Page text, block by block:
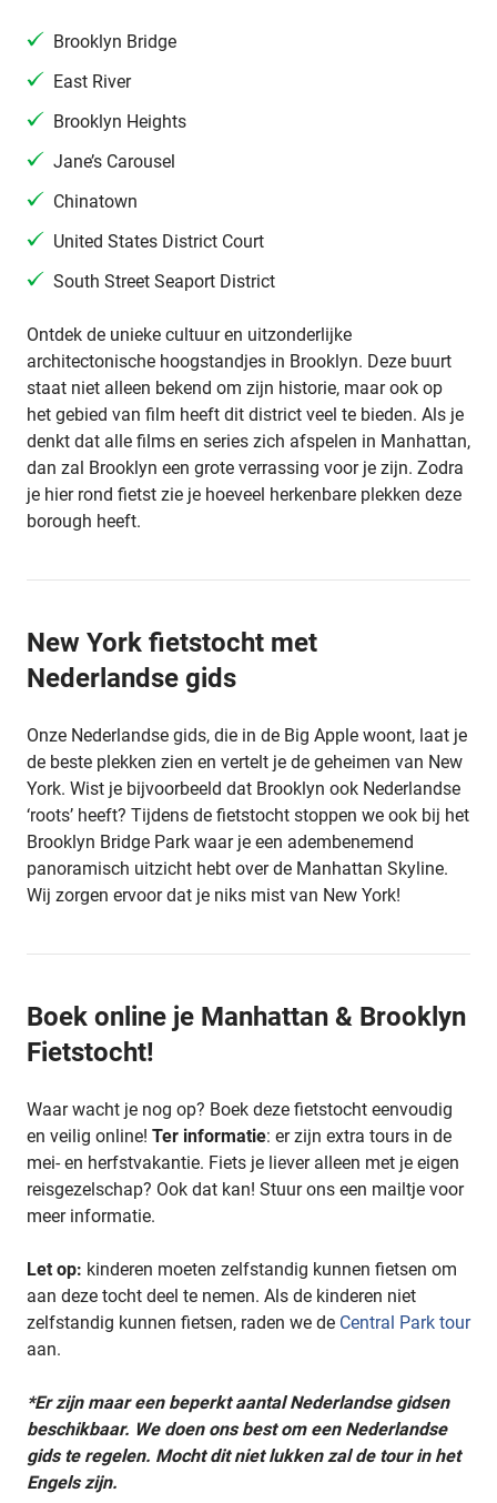
Brooklyn Bridge
East River
Brooklyn Heights
Jane’s Carousel
Chinatown
United States District Court
South Street Seaport District
Ontdek de unieke cultuur en uitzonderlijke
architectonische hoogstandjes in Brooklyn. Deze buurt
staat niet alleen bekend om zijn historie, maar ook op
het gebied van film heeft dit district veel te bieden. Als je
denkt dat alle films en series zich afspelen in Manhattan,
dan zal Brooklyn een grote verrassing voor je zijn. Zodra
je hier rond fietst zie je hoeveel herkenbare plekken deze
borough heeft.
New York fietstocht met
Nederlandse gids
Onze Nederlandse gids, die in de Big Apple woont, laat je
de beste plekken zien en vertelt je de geheimen van New
York. Wist je bijvoorbeeld dat Brooklyn ook Nederlandse
‘roots’ heeft? Tijdens de fietstocht stoppen we ook bij het
Brooklyn Bridge Park waar je een adembenemend
panoramisch uitzicht hebt over de Manhattan Skyline.
Wij zorgen ervoor dat je niks mist van New York!
Boek online je Manhattan & Brooklyn
Fietstocht!
Waar wacht je nog op? Boek deze fietstocht eenvoudig
en veilig online! Ter informatie: er zijn extra tours in de
mei- en herfstvakantie. Fiets je liever alleen met je eigen
reisgezelschap? Ook dat kan! Stuur ons een mailtje voor
meer informatie.
Let op: kinderen moeten zelfstandig kunnen fietsen om
aan deze tocht deel te nemen. Als de kinderen niet
zelfstandig kunnen fietsen, raden we de Central Park tour
aan.
*Er zijn maar een beperkt aantal Nederlandse gidsen
beschikbaar. We doen ons best om een Nederlandse
gids te regelen. Mocht dit niet lukken zal de tour in het
Engels zijn.